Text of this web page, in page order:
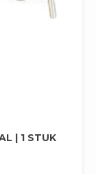
| 1 STUK